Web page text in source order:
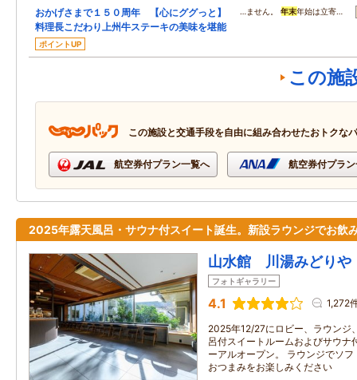
おかげさまで１５０周年 【心にググっと】
料理長こだわり上州牛ステーキの美味を堪能
ポイントUP
…ません。年末年始は立寄…
この施
この施設と交通手段を自由に組み合わせたおトクな
航空券付プラン一覧へ 航空券付プラ
2025年露天風呂・サウナ付スイート誕生。新設ラウンジでお飲
山水館 川湯みどりや
フォトギャラリー
4.1 1,272
2025年12/27にロビー、ラウンジ
呂付スイートルームおよびサウナ
ーアルオープン。 ラウンジでソ
おつまみをお楽しみください